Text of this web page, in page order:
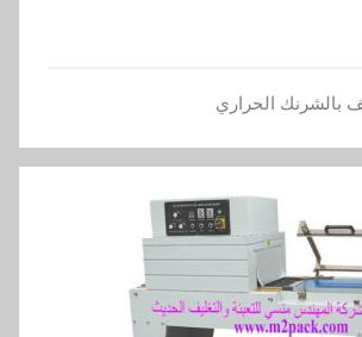
بالشرنك الحراري